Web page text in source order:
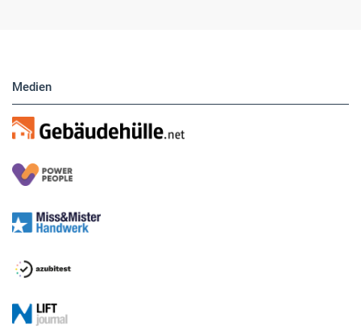
Medien